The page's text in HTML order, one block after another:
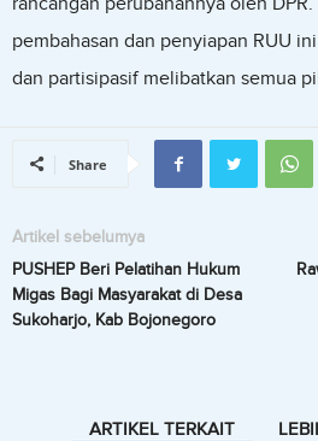
pembahasan dan penyiapan RUU
dan partisipasif melibatkan semua
Share
Artikel sebelumya
PUSHEP Beri Pelatihan Hukum
Migas Bagi Masyarakat di Desa
Sukoharjo, Kab Bojonegoro
ARTIKEL TERKAIT